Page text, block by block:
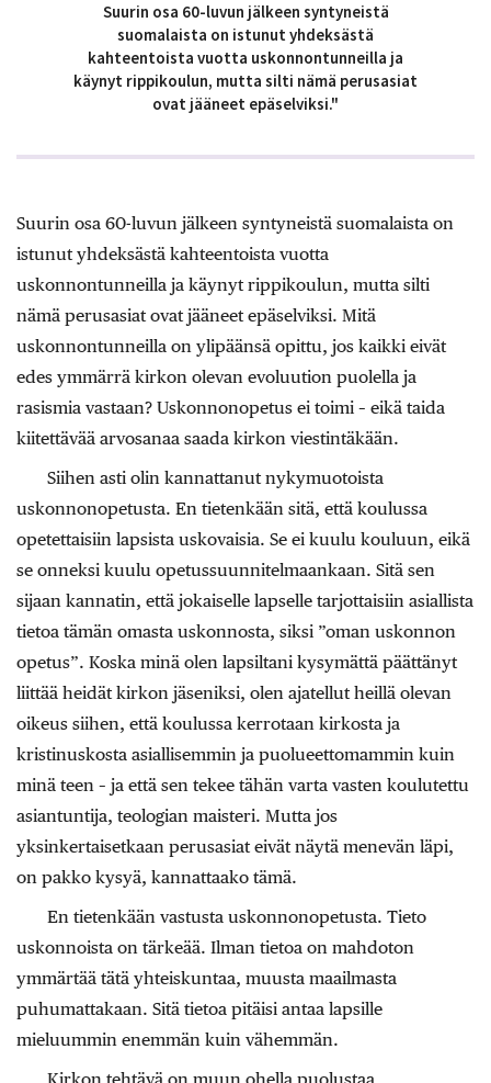
Suurin osa 60-luvun jälkeen syntyneistä
suomalaista on istunut yhdeksästä
kahteentoista vuotta uskonnontunneilla ja
käynyt rippikoulun, mutta silti nämä perusasiat
ovat jääneet epäselviksi."
Suurin osa 60-luvun jälkeen syntyneistä suomalaista on
istunut yhdeksästä kahteentoista vuotta
uskonnontunneilla ja käynyt rippikoulun, mutta silti
nämä perusasiat ovat jääneet epäselviksi. Mitä
uskonnontunneilla on ylipäänsä opittu, jos kaikki eivät
edes ymmärrä kirkon olevan evoluution puolella ja
rasismia vastaan? Uskonnonopetus ei toimi – eikä taida
kiitettävää arvosanaa saada kirkon viestintäkään.
Siihen asti olin kannattanut nykymuotoista
uskonnonopetusta. En tietenkään sitä, että koulussa
opetettaisiin lapsista uskovaisia. Se ei kuulu kouluun, eikä
se onneksi kuulu opetussuunnitelmaankaan. Sitä sen
sijaan kannatin, että jokaiselle lapselle tarjottaisiin asiallista
tietoa tämän omasta uskonnosta, siksi ”oman uskonnon
opetus”. Koska minä olen lapsiltani kysymättä päättänyt
liittää heidät kirkon jäseniksi, olen ajatellut heillä olevan
oikeus siihen, että koulussa kerrotaan kirkosta ja
kristinuskosta asiallisemmin ja puolueettomammin kuin
minä teen – ja että sen tekee tähän varta vasten koulutettu
asiantuntija, teologian maisteri. Mutta jos
yksinkertaisetkaan perusasiat eivät näytä menevän läpi,
on pakko kysyä, kannattaako tämä.
En tietenkään vastusta uskonnonopetusta. Tieto
uskonnoista on tärkeää. Ilman tietoa on mahdoton
ymmärtää tätä yhteiskuntaa, muusta maailmasta
puhumattakaan. Sitä tietoa pitäisi antaa lapsille
mieluummin enemmän kuin vähemmän.